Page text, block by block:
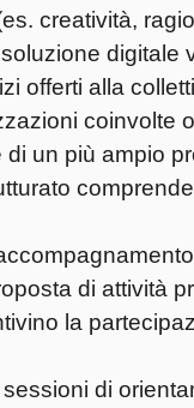
creatività,
digitale
offerti alla
coinvolte
un più ampio
di attività
la
di